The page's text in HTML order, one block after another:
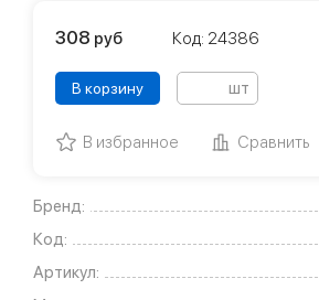
Бренд:
Код:
Артикул:
308 руб Код: 24386
В корзину шт
В избранное Сравнить